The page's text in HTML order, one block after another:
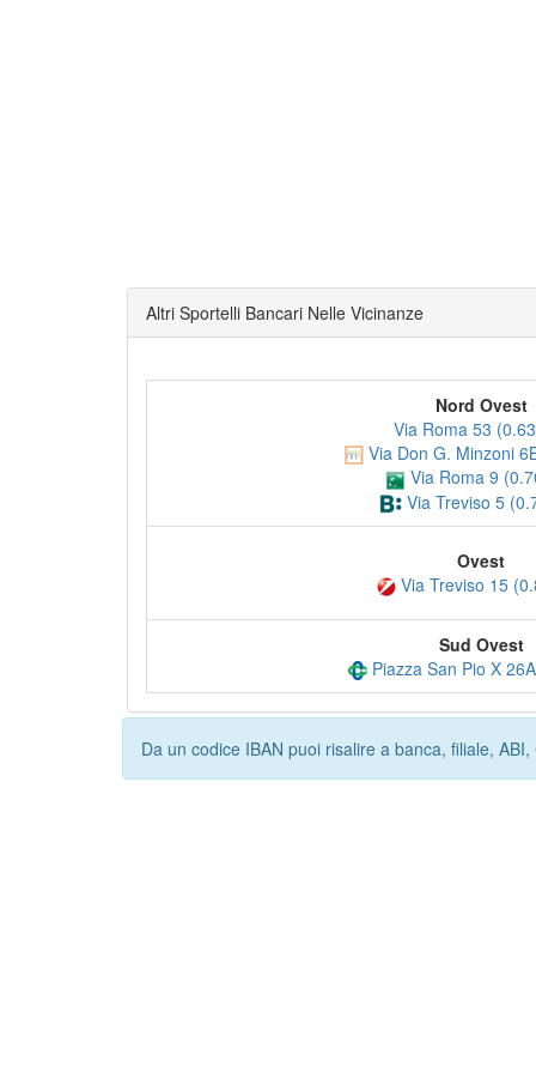
Altri Sportelli Bancari Nelle Vicinanze
Nord Ovest
Via Roma 53
Via Don G. Minzoni
Via Roma 9
Via Treviso 5
Ovest
Via Treviso 15
Sud Ovest
Piazza San Pio X
Da un codice IBAN puoi risalire a banca, filiale,